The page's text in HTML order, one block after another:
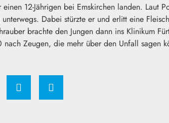
12-Jährigen bei Emskirchen landen. Laut
Dabei stürzte er und erlitt eine
brachte den Jungen dann ins Klinikum
Zeugen, die mehr über den Unfall sagen